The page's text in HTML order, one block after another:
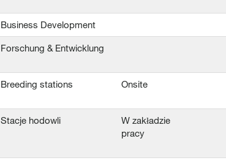
Business Development
Forschung & Entwicklung
Breeding stations Onsite
Stacje hodowli
W zakładzie
pracy